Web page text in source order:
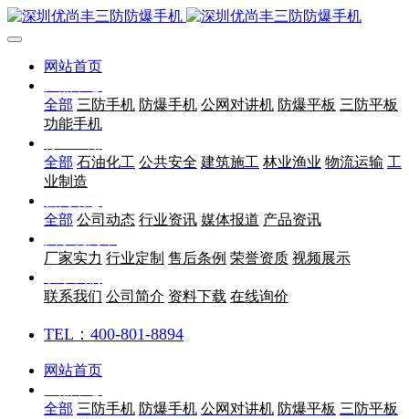
网站首页
全部 三防手机 防爆手机 公网对讲机 防爆平板 三防平板
功能手机
全部 石油化工 公共安全 建筑施工 林业渔业 物流运输 工
业制造
全部 公司动态 行业资讯 媒体报道 产品资讯
厂家实力 行业定制 售后条例 荣誉资质 视频展示
联系我们 公司简介 资料下载 在线询价
TEL：400-801-8894
网站首页
全部 三防手机 防爆手机 公网对讲机 防爆平板 三防平板